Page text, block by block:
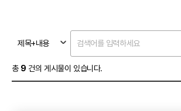
총 9 건의 게시물이 있습니다.
제목+내용